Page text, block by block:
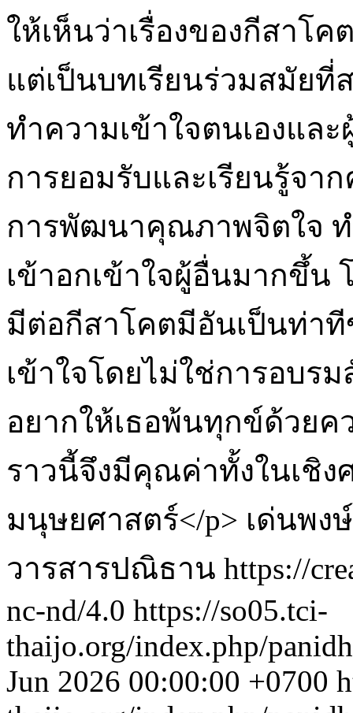
ให้เห็นว่าเรื่องของกีสาโ
แต่เป็นบทเรียนร่วมสมัยที่
ทำความเข้าใจตนเองแล
การยอมรับและเรียนรู้จา
การพัฒนาคุณภาพจิตใจ
เข้าอกเข้าใจผู้อื่นมากขึ้น
มีต่อกีสาโคตมีอันเป็นท่าที
เข้าใจโดยไม่ใช่การอบร
อยากให้เธอพ้นทุกข์ด้วยค
ราวนี้จึงมีคุณค่าทั้งในเชิง
มนุษยศาสตร์</p> เด่นพง
วารสารปณิธาน https://
nc-nd/4.0 https://so05.tci-
thaijo.org/index.php/
Jun 2026 00:00:00 +0700